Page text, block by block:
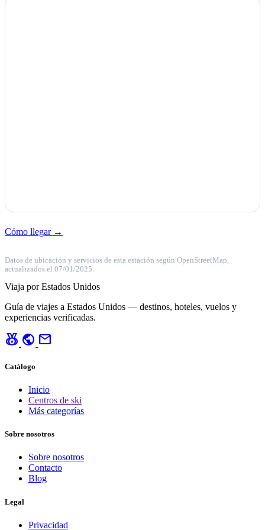
Cómo llegar →
Datos de ubicación y servicios de esta estación según OpenStreetMap,
actualizados el 07/01/2025.
Viaja por Estados Unidos
Guía de viajes a Estados Unidos — destinos, hoteles, vuelos y
experiencias verificadas.
social_leaderboard public mail
Catálogo
Inicio
Centros de ski
Más categorías
Sobre nosotros
Sobre nosotros
Contacto
Blog
Legal
Privacidad